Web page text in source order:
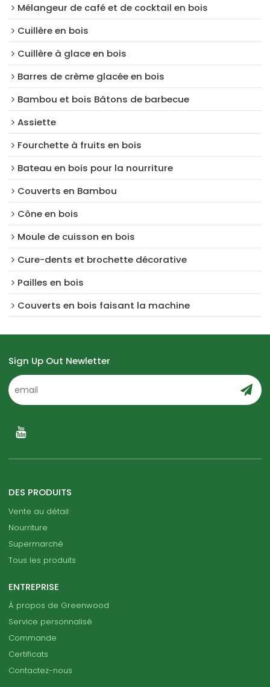
Mélangeur de café et de cocktail en bois
Cuillère en bois
Cuillère à glace en bois
Barres de crème glacée en bois
Bambou et bois Bâtons de barbecue
Assiette
Fourchette à fruits en bois
Bateau en bois pour la nourriture
Couverts en Bambou
Cône en bois
Moule de cuisson en bois
Cure-dents et brochette décorative
Pailles en bois
Couverts en bois faisant la machine
Sign Up Out Newletter
DES PRODUITS
Vente au détail
Nourriture
Supermarché
Tous les produits
ENTREPRISE
À propos de Greenwood
Service personnalisé
Commande
Certificats
Contactez-nous